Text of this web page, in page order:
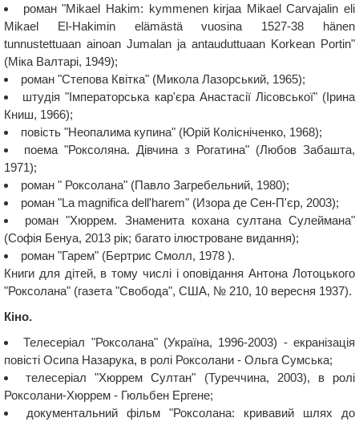
роман "Mikael Hakim: kymmenen kirjaa Mikael Carvajalin eli
Mikael El-Hakimin elämästä vuosina 1527-38 hänen
tunnustettuaan ainoan Jumalan ja antauduttuaan Korkean Portin"
(Міка Валтарі, 1949);
роман "Степова Квітка" (Микола Лазорський, 1965);
штудія "Імператорська кар'єра Анастасії Лісовської" (Ірина
Книш, 1966);
повість "Неопалима купина" (Юрій Колісніченко, 1968);
поема "Роксоляна. Дівчина з Рогатина" (Любов Забашта,
1971);
роман " Роксолана" (Павло Загребельний, 1980);
роман "La magnifica dell'harem" (Изора де Сен-П'єр, 2003);
роман "Хюррем. Знаменита кохана султана Сулеймана"
(Софія Бенуа, 2013 рік; багато ілюстроване видання);
роман "Гарем" (Бертрис Смолл, 1978 ).
Книги для дітей, в тому числі і оповідання Антона Лотоцького
"Роксолана" (газета "Свобода", США, № 210, 10 вересня 1937).
Кіно.
Телесеріал "Роксолана" (Україна, 1996-2003) - екранізація
повісті Осипа Назарука, в ролі Роксолани - Ольга Сумська;
телесеріал "Хюррем Султан" (Туреччина, 2003), в ролі
Роксолани-Хюррем - Гюльбен Ергене;
документальний фільм "Роксолана: кривавий шлях до